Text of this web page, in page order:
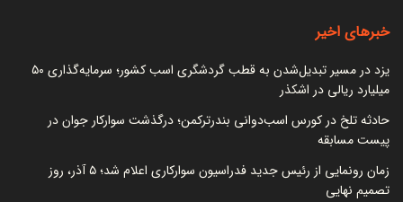
خبرهای اخیر
یزد در مسیر تبدیل‌شدن به قطب گردشگری اسب کشور؛ سرمایه‌گذاری ۵۰
میلیارد ریالی در اشکذر
حادثه تلخ در کورس اسب‌دوانی بندرترکمن؛ درگذشت سوارکار جوان در
پیست مسابقه
زمان رونمایی از رئیس جدید فدراسیون سوارکاری اعلام شد؛ ۵ آذر، روز
تصمیم نهایی